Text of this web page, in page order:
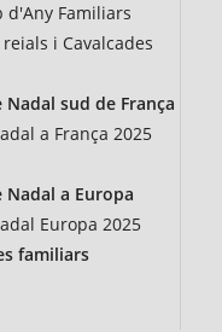
d'Any Familiars
i Cavalcades
Nadal sud de França
a França 2025
Nadal a Europa
Europa 2025
familiars